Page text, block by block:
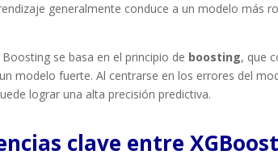
generalmente conduce a un modelo más
Boosting se basa en el principio de boosting, que
modelo fuerte. Al centrarse en los errores del
lograr una alta precisión predictiva.
clave entre